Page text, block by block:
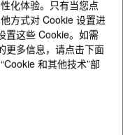
Powder?
粉末与月桂酰赖氨酸
并减少结块，从而提
计还允许您创建新型
吸收概况。
化体验。只有当您点
方式对 Cookie 设置进
置这些 Cookie。如需
更多信息，请点击下面
和其他技术”部